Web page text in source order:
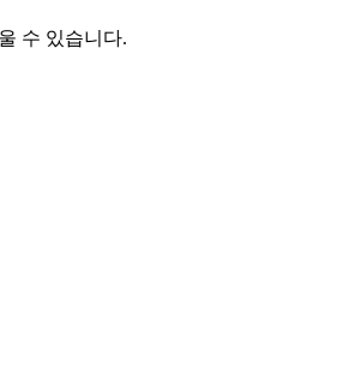
수 있습니다.